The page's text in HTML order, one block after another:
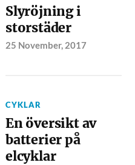
Slyröjning i
storstäder
25 November, 2017
CYKLAR
En översikt av
batterier på
elcyklar